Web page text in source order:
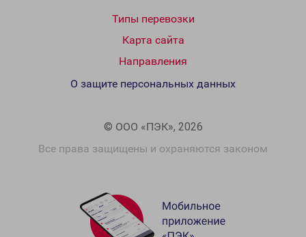
Типы перевозки
Карта сайта
Направления
© ООО «ПЭК», 2026
Все права защищены и охраняются законом
О защите персональных данных